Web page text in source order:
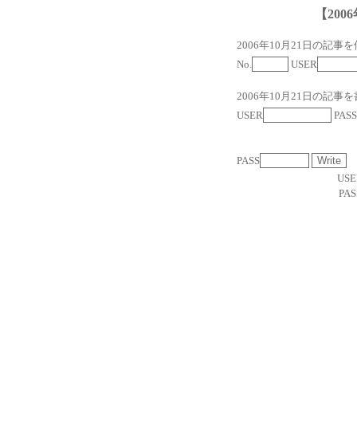
【
2006年10月21日の記事
No.
USER
2006年10月21日の記事を
USER
PASS
PASS